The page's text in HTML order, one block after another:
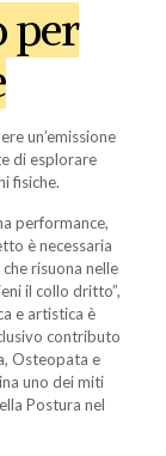
per
un’emissione
di esplorare
fisiche.
performance,
è necessaria
risuona nelle
il collo dritto”,
e artistica è
contributo
Osteopata e
uno dei miti
Postura nel